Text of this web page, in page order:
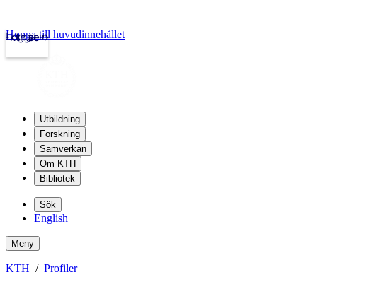
kth.se
Logga in
Hoppa till huvudinnehållet
Utbildning
Forskning
Samverkan
Om KTH
Bibliotek
Sök
English
Meny
KTH Profiler